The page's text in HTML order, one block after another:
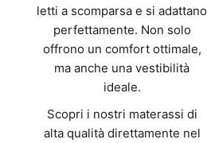
letti a scomparsa e si adattano
perfettamente. Non solo
offrono un comfort ottimale,
ma anche una vestibilità
ideale.
Scopri i nostri materassi di
alta qualità direttamente nel